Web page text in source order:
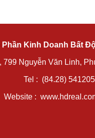
Kinh Doanh Bất
799 Nguyễn Văn Linh,
Tel : (84.28)
Website :